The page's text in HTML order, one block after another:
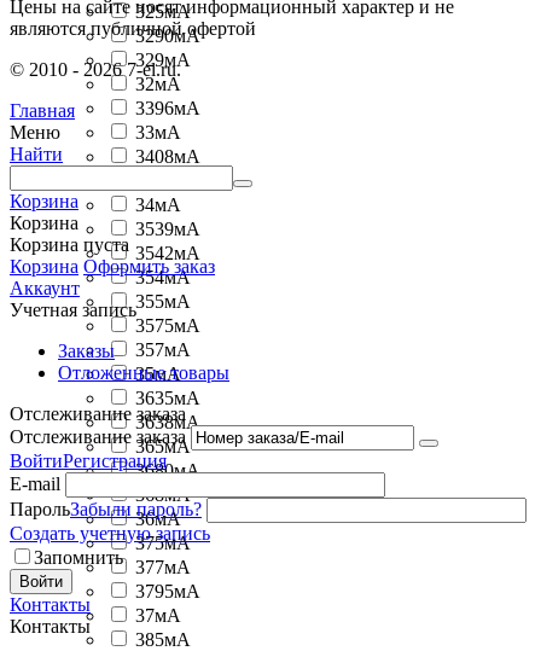
325мА
3290мА
329мА
32мА
3396мА
33мА
3408мА
34мА
3539мА
3542мА
354мА
355мА
3575мА
357мА
35мА
3635мА
3638мА
365мА
3680мА
368мА
36мА
375мА
377мА
3795мА
37мА
385мА
Цены на сайте носят информационный характер и не
являются публичной офертой
© 2010 - 2026 7-el.ru.
Главная
Меню
Найти
Корзина
Корзина
Корзина пуста
Корзина Оформить заказ
Аккаунт
Учетная запись
Заказы
Отложенные товары
Отслеживание заказа
Отслеживание заказа
ВойтиРегистрация
E-mail
ПарольЗабыли пароль?
Создать учетную запись
Запомнить
Войти
Контакты
Контакты